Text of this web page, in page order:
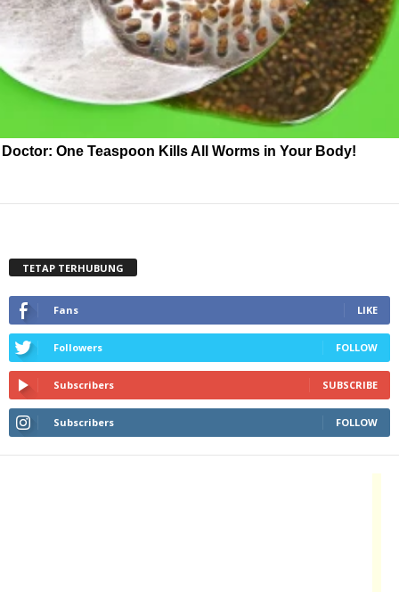
Doctor: One Teaspoon Kills All Worms in Your Body!
TETAP TERHUBUNG
Fans LIKE
Followers FOLLOW
Subscribers SUBSCRIBE
Subscribers FOLLOW